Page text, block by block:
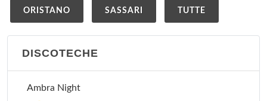
ORISTANO SASSARI TUTTE
DISCOTECHE
Ambra Night